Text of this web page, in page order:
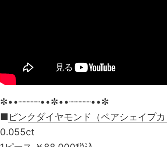
✼••┈┈┈┈••✼••┈┈┈┈••✼
■ピンクダイヤモンド（ペアシェイプ
0.055ct